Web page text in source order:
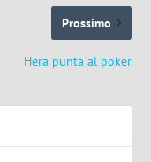
Prossimo
Hera punta al poker